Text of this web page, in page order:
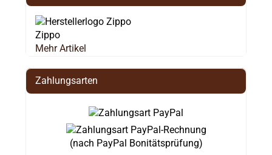
Zippo
Mehr Artikel
Zahlungsarten
(nach PayPal Bonitätsprüfung)